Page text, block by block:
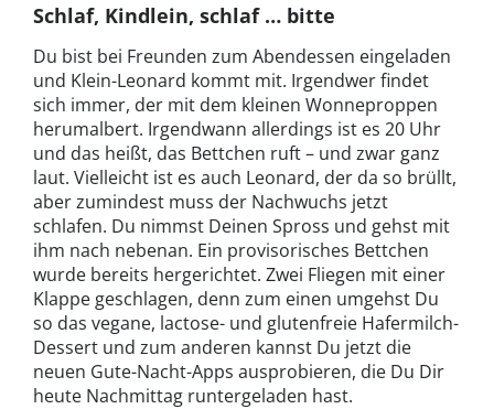
Schlaf, Kindlein, schlaf … bitte
Du bist bei Freunden zum Abendessen eingeladen
und Klein-Leonard kommt mit. Irgendwer findet
sich immer, der mit dem kleinen Wonneproppen
herumalbert. Irgendwann allerdings ist es 20 Uhr
und das heißt, das Bettchen ruft – und zwar ganz
laut. Vielleicht ist es auch Leonard, der da so brüllt,
aber zumindest muss der Nachwuchs jetzt
schlafen. Du nimmst Deinen Spross und gehst mit
ihm nach nebenan. Ein provisorisches Bettchen
wurde bereits hergerichtet. Zwei Fliegen mit einer
Klappe geschlagen, denn zum einen umgehst Du
so das vegane, lactose- und glutenfreie Hafermilch-
Dessert und zum anderen kannst Du jetzt die
neuen Gute-Nacht-Apps ausprobieren, die Du Dir
heute Nachmittag runtergeladen hast.